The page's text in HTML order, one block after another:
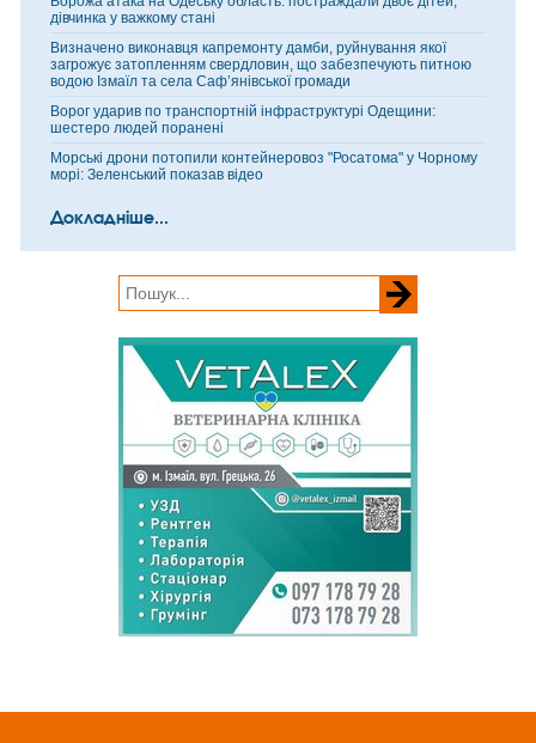
дівчинка у важкому стані
Визначено виконавця капремонту дамби, руйнування якої
загрожує затопленням свердловин, що забезпечують питною
водою Ізмаїл та села Саф’янівської громади
Ворог ударив по транспортній інфраструктурі Одещини:
шестеро людей поранені
Морські дрони потопили контейнеровоз "Росатома" у Чорному
морі: Зеленський показав відео
Докладніше...